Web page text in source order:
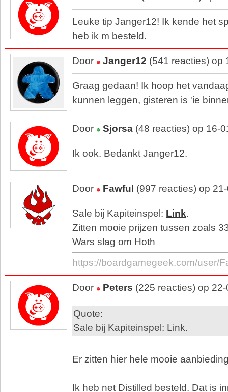
Leuke tip Janger12! Ik kende het
heb ik m besteld.
Door Janger12 (541 reacties) op
Graag gedaan! Ik hoop het
kunnen leggen, gisteren is 'ie
Door Sjorsa (48 reacties) op 16-
Ik ook. Bedankt Janger12.
Door Fawful (997 reacties) op
Sale bij Kapiteinspel: Link.
Zitten mooie prijzen tussen zoals
Wars slag om Hoth
https://boardgamegeek.com/user/
Door Peters (225 reacties) op
Quote:
Sale bij Kapiteinspel: Link.
Er zitten hier hele mooie
Ik heb net Distilled besteld. Dat is